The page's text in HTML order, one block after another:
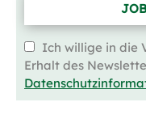
Ich willige in die
Erhalt des